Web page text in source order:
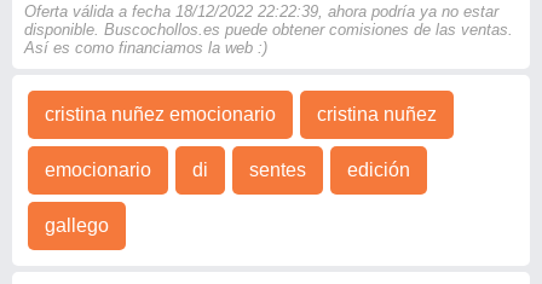
Oferta válida a fecha 18/12/2022 22:22:39, ahora podría ya no estar
disponible. Buscochollos.es puede obtener comisiones de las ventas.
Así es como financiamos la web :)
cristina nuñez emocionario cristina nuñez
emocionario di sentes edición
gallego